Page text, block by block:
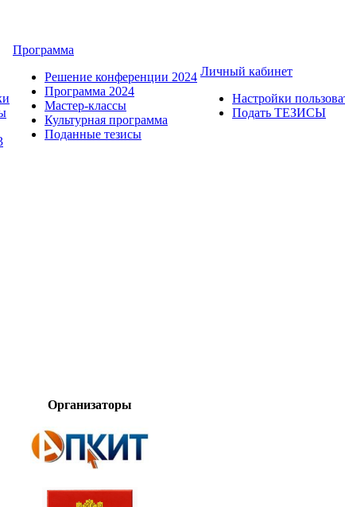
Программа
Решение конференции 2024
Программа 2024
Мастер-классы
Культурная программа
Поданные тезисы
Личный кабинет
Настройки
Подать ТЕЗИСЫ
Организаторы